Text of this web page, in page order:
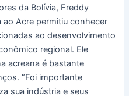
da Bolívia, Freddy
Acre permitiu conhecer
ao desenvolvimento
regional. Ele
acreana é bastante
“Foi importante
sua indústria e seus